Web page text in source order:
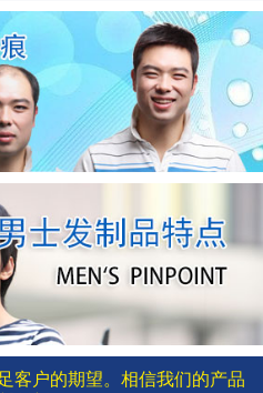
客户的期望。相信我们的产品